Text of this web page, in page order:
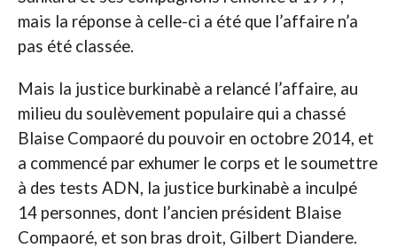
mais la réponse à celle-ci a été que l’affaire n’a
pas été classée.
Mais la justice burkinabè a relancé l’affaire, au
milieu du soulèvement populaire qui a chassé
Blaise Compaoré du pouvoir en octobre 2014, et
a commencé par exhumer le corps et le soumettre
à des tests ADN, la justice burkinabè a inculpé
14 personnes, dont l’ancien président Blaise
Compaoré, et son bras droit, Gilbert Diandere.